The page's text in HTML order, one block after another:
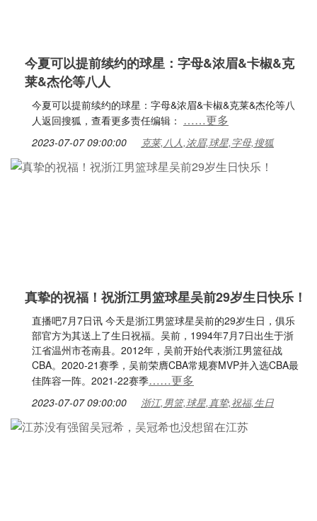
今夏可以提前续约的球星：字母&浓眉&卡椒&克
莱&杰伦等八人
今夏可以提前续约的球星：字母&浓眉&卡椒&克莱&杰伦等八
人返回搜狐，查看更多责任编辑： ……更多
2023-07-07 09:00:00 克莱,八人,浓眉,球星,字母,搜狐
真挚的祝福！祝浙江男篮球星吴前29岁生日快乐！
直播吧7月7日讯 今天是浙江男篮球星吴前的29岁生日，俱乐
部官方为其送上了生日祝福。吴前，1994年7月7日出生于浙
江省温州市苍南县。2012年，吴前开始代表浙江男篮征战
CBA。2020-21赛季，吴前荣膺CBA常规赛MVP并入选CBA最
佳阵容一阵。2021-22赛季……更多
2023-07-07 09:00:00 浙江,男篮,球星,真挚,祝福,生日